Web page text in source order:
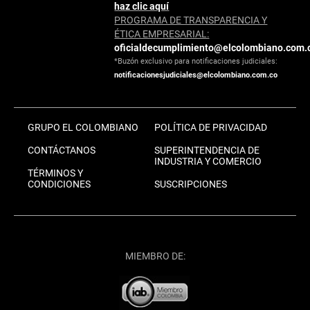
haz clic aquí
PROGRAMA DE TRANSPARENCIA Y
ÉTICA EMPRESARIAL:
*Buzón exclusivo para notificaciones judiciales:
notificacionesjudiciales@elcolombiano.com.co
GRUPO EL COLOMBIANO
CONTÁCTANOS
TÉRMINOS Y
CONDICIONES
POLÍTICA DE PRIVACIDAD
SUPERINTENDENCIA DE
INDUSTRIA Y COMERCIO
SUSCRIPCIONES
MIEMBRO DE: